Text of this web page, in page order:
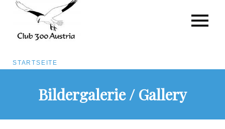
Inhalt
Pfadnavigation
STARTSEITE
Bildergalerie / Gallery